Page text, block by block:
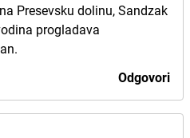
Presevsku dolinu, Sandzak
progladava
Odgovori